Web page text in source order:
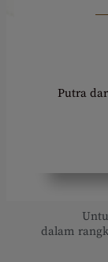
Putra
dalam